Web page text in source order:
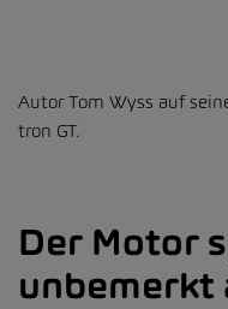
Autor Tom Wyss auf
tron GT.
Der Motor
unbemerkt